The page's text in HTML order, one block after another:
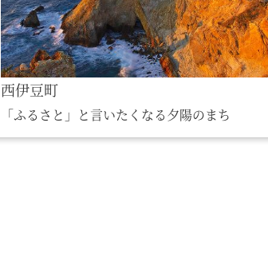
西伊豆町
「ふるさと」と言いたくなる夕陽のまち